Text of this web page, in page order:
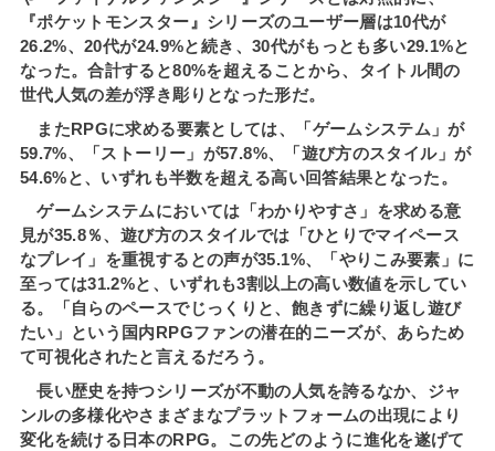
『ポケットモンスター』シリーズのユーザー層は10代が
26.2%、20代が24.9%と続き、30代がもっとも多い29.1%と
なった。合計すると80%を超えることから、タイトル間の
世代人気の差が浮き彫りとなった形だ。
またRPGに求める要素としては、「ゲームシステム」が
59.7%、「ストーリー」が57.8%、「遊び方のスタイル」が
54.6%と、いずれも半数を超える高い回答結果となった。
ゲームシステムにおいては「わかりやすさ」を求める意
見が35.8％、遊び方のスタイルでは「ひとりでマイペース
なプレイ」を重視するとの声が35.1%、「やりこみ要素」に
至っては31.2%と、いずれも3割以上の高い数値を示してい
る。「自らのペースでじっくりと、飽きずに繰り返し遊び
たい」という国内RPGファンの潜在的ニーズが、あらため
て可視化されたと言えるだろう。
長い歴史を持つシリーズが不動の人気を誇るなか、ジャ
ンルの多様化やさまざまなプラットフォームの出現により
変化を続ける日本のRPG。この先どのように進化を遂げて